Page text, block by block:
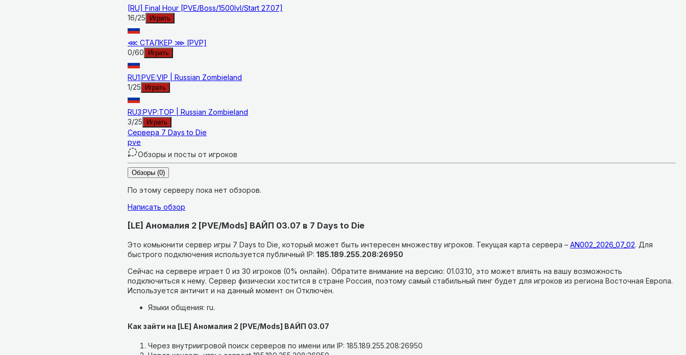
[RU] Final Hour [PVE/Boss/1500lvl/Start 27.07]
16/25 Играть
⋘ СТАЛКЕР ⋙ [PVP]
0/60 Играть
RU1:PVE:VIP | Russian Zombieland
1/25 Играть
RU3:PVP:TOP | Russian Zombieland
3/25 Играть
Сервера 7 Days to Die
pve
Обзоры и посты от игроков
Обзоры (0)
По этому серверу пока нет обзоров.
Написать обзор
[LE] Аномалия 2 [PVE/Mods] ВАЙП 03.07 в 7 Days to Die
Это комьюнити сервер игры 7 Days to Die, который может быть интересен множеству игроков. Текущая карта сервера – AN002_2026_07_02. Для
быстрого подключения используется публичный IP: 185.189.255.208:26950
Сейчас на сервере играет 0 из 30 игроков (0% онлайн). Обратите внимание на версию: 01.03.10, это может влиять на вашу возможность
подключиться к нему. Сервер физически хостится в стране Россия, поэтому самый стабильный пинг будет для игроков из региона Восточная Европа.
Используется античит и на данный момент он Отключён.
Языки общения: ru.
Как зайти на [LE] Аномалия 2 [PVE/Mods] ВАЙП 03.07
Через внутриигровой поиск серверов по имени или IP: 185.189.255.208:26950